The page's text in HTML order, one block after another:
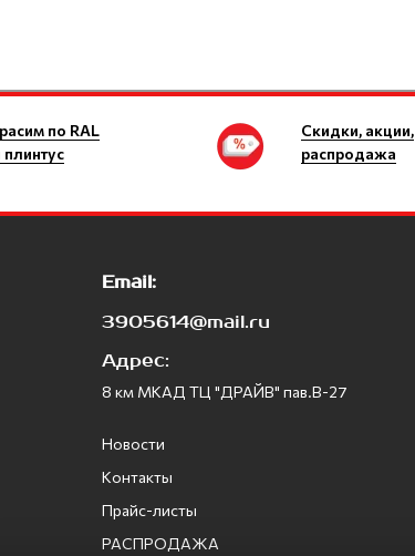
по RAL
Скидки, акции,
распродажа
Email:
3905614@mail.ru
Адрес:
8 км МКАД ТЦ "ДРАЙВ" пав.В-27
Новости
Контакты
Прайс-листы
РАСПРОДАЖА